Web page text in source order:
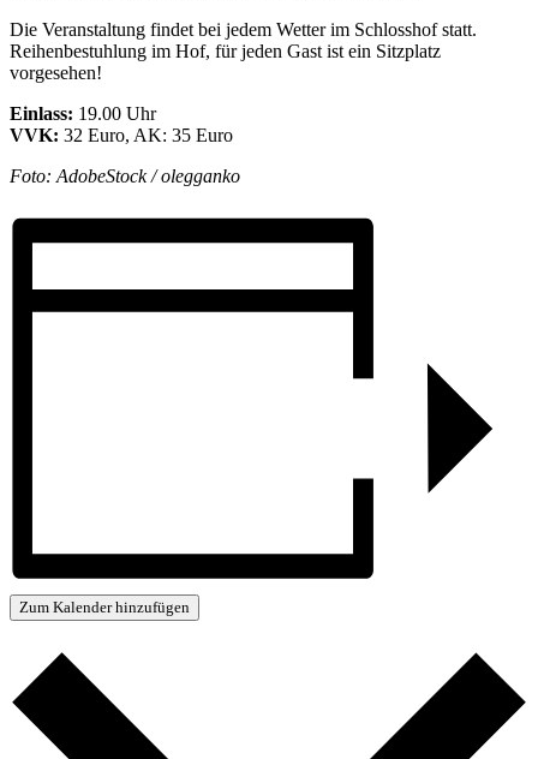
Die Veranstaltung findet bei jedem Wetter im Schlosshof statt.
Reihenbestuhlung im Hof, für jeden Gast ist ein Sitzplatz
vorgesehen!
Einlass: 19.00 Uhr
VVK: 32 Euro, AK: 35 Euro
Foto: AdobeStock / olegganko
Zum Kalender hinzufügen